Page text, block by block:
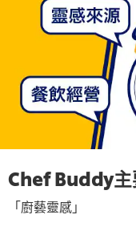
Chef Buddy主
「廚藝靈感」